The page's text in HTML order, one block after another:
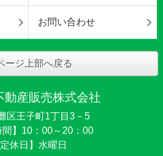
お問い合わせ
ージ上部へ戻る
動産販売株式会社
区王子町1丁目3－5
間】10：00～20：00
定休日】水曜日